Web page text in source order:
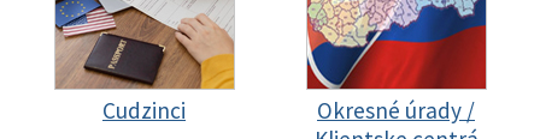
Cudzinci
Okresné úrady /